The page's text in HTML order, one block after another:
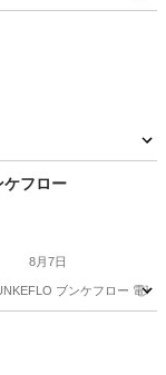
フロー
8月7日
ブンケフロー 電